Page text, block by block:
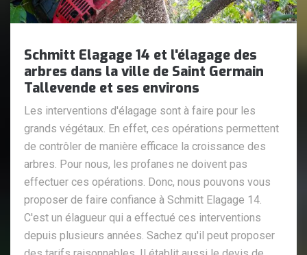
Schmitt Elagage 14 et l'élagage des
arbres dans la ville de Saint Germain
Tallevende et ses environs
Les interventions d'élagage sont à faire pour les
grands végétaux. En effet, ces opérations permettent
de contrôler de manière efficace la croissance des
arbres. Pour nous, les profanes ne doivent pas
effectuer ces opérations. Donc, nous pouvons vous
proposer de faire confiance à Schmitt Elagage 14.
C'est un élagueur qui a effectué ces interventions
depuis plusieurs années. Sachez qu'il peut proposer